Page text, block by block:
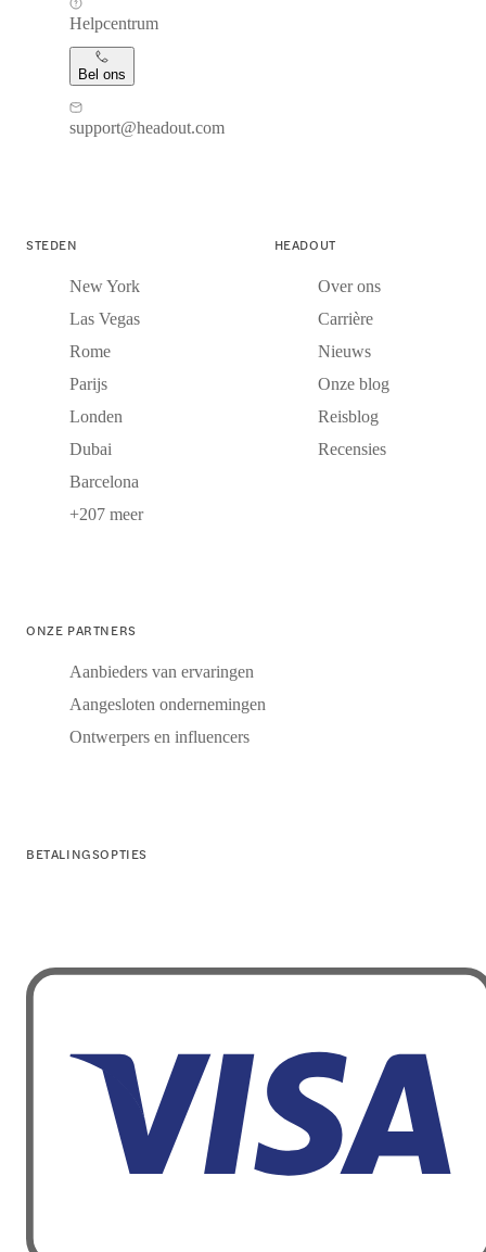
Helpcentrum
Bel ons
support@headout.com
STEDEN
New York
Las Vegas
Rome
Parijs
Londen
Dubai
Barcelona
+207 meer
HEADOUT
Over ons
Carrière
Nieuws
Onze blog
Reisblog
Recensies
ONZE PARTNERS
Aanbieders van ervaringen
Aangesloten ondernemingen
Ontwerpers en influencers
BETALINGSOPTIES